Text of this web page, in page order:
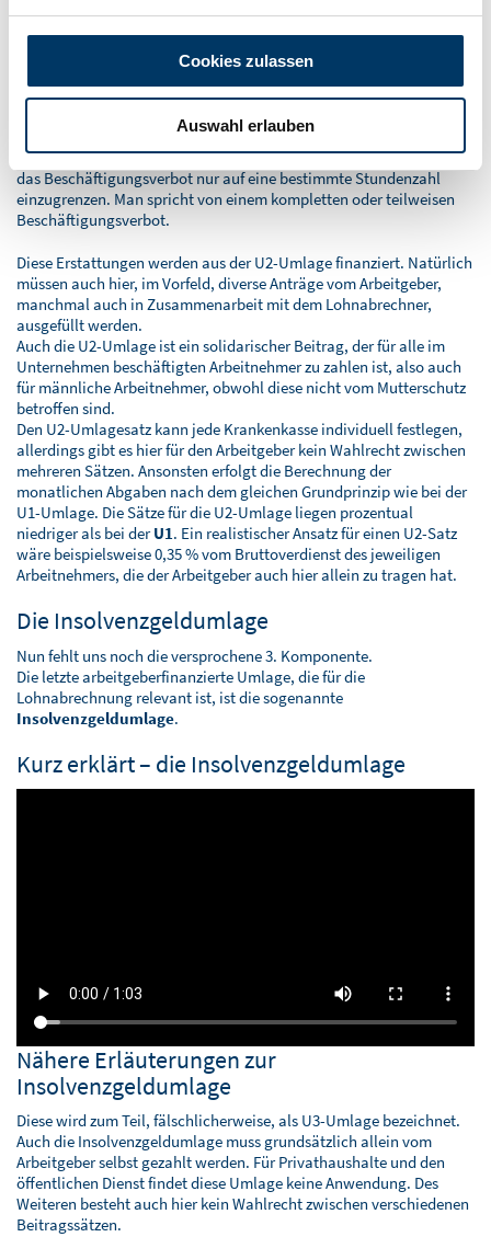
Cookies zulassen
Auswahl erlauben
Arbeitnehmerin zurückerstattet werden.
Des Weiteren wird durch die U2-Umlage der Mutterschutzlohn bei
Während des Beschäftigungsverbotes darf die Arbeitnehmerin ihrer
Arbeit nicht nachgehen, da die Gesundheit von Mutter und Kind
gefährdet ist. Dieses Verbot kann vom Arzt, aber auch vom
Arbeitgeber ausgesprochen werden. Es gibt auch die Möglichkeit,
das Beschäftigungsverbot nur auf eine bestimmte Stundenzahl
einzugrenzen. Man spricht von einem kompletten oder teilweisen
Beschäftigungsverbot.
Diese Erstattungen werden aus der U2-Umlage finanziert. Natürlich
müssen auch hier, im Vorfeld, diverse Anträge vom Arbeitgeber,
manchmal auch in Zusammenarbeit mit dem Lohnabrechner,
ausgefüllt werden.
Auch die U2-Umlage ist ein solidarischer Beitrag, der für alle im
Unternehmen beschäftigten Arbeitnehmer zu zahlen ist, also auch
für männliche Arbeitnehmer, obwohl diese nicht vom Mutterschutz
betroffen sind.
Den U2-Umlagesatz kann jede Krankenkasse individuell festlegen,
allerdings gibt es hier für den Arbeitgeber kein Wahlrecht zwischen
mehreren Sätzen. Ansonsten erfolgt die Berechnung der
monatlichen Abgaben nach dem gleichen Grundprinzip wie bei der
U1-Umlage. Die Sätze für die U2-Umlage liegen prozentual
niedriger als bei derU1. Ein realistischer Ansatz für einen U2-Satz
wäre beispielsweise 0,35 % vom Bruttoverdienst des jeweiligen
Arbeitnehmers, die der Arbeitgeber auch hier allein zu tragen hat.
Die Insolvenzgeldumlage
Nun fehlt uns noch die versprochene 3. Komponente.
Die letzte arbeitgeberfinanzierte Umlage, die für die
Lohnabrechnung relevant ist, ist die sogenannte
Insolvenzgeldumlage.
Kurz erklärt – die Insolvenzgeldumlage
Nähere Erläuterungen zur
Insolvenzgeldumlage
Diese wird zum Teil, fälschlicherweise, als U3-Umlage bezeichnet.
Auch die Insolvenzgeldumlage muss grundsätzlich allein vom
Arbeitgeber selbst gezahlt werden. Für Privathaushalte und den
öffentlichen Dienst findet diese Umlage keine Anwendung. Des
Weiteren besteht auch hier kein Wahlrecht zwischen verschiedenen
Beitragssätzen.